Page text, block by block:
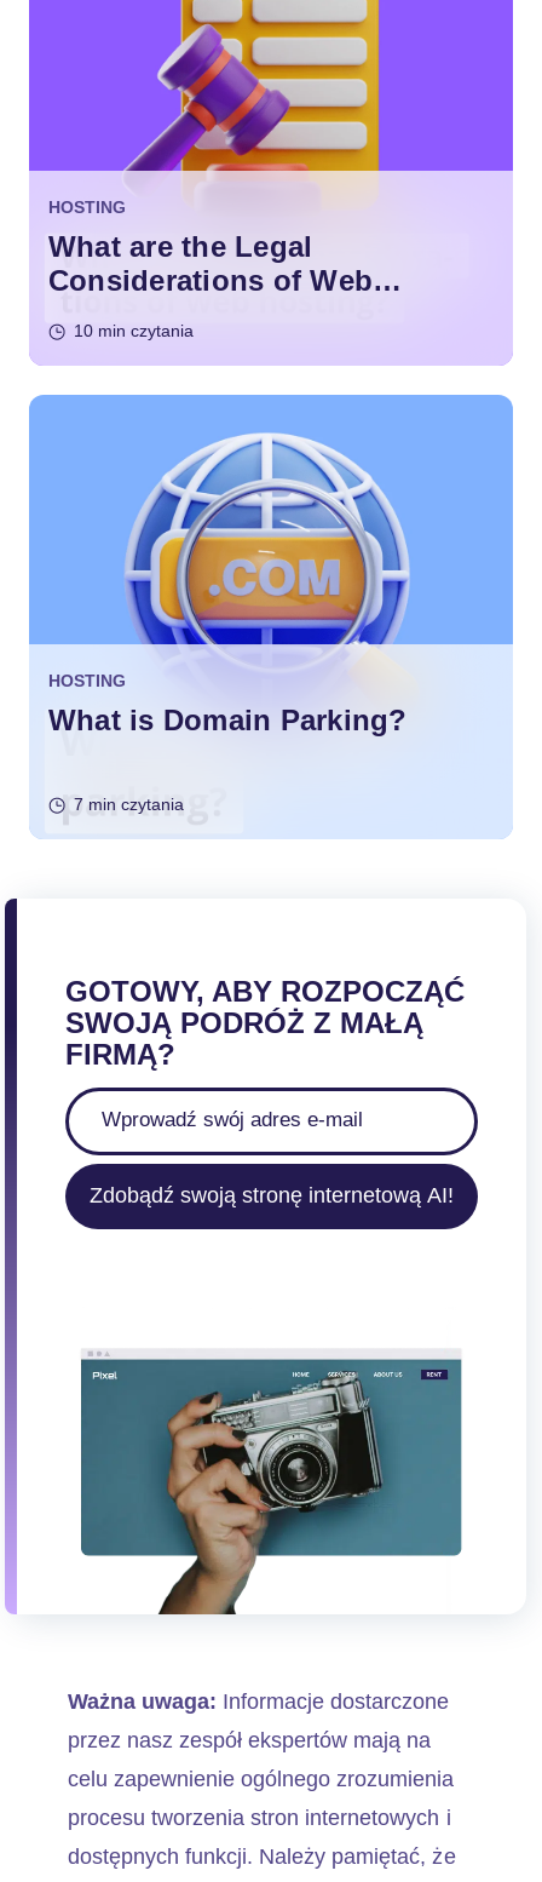
HOSTING
What are the Legal
Considerations of Web
10 min czytania
HOSTING
What is Domain Parking?
7 min czytania
GOTOWY, ABY ROZPOCZĄĆ
SWOJĄ PODRÓŻ Z MAŁĄ
FIRMĄ?
Zdobądź swoją stronę internetową AI!
Ważna uwaga: Informacje dostarczone
przez nasz zespół ekspertów mają na
celu zapewnienie ogólnego zrozumienia
procesu tworzenia stron internetowych i
dostępnych funkcji. Należy pamiętać, że